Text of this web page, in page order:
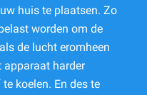
huis te plaatsen. Zo
worden om de
de lucht eromheen
apparaat harder
koelen. En des te